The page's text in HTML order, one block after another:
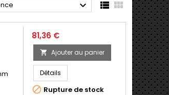
  
Prix
81,36 €
 Ajouter au panier
Détails
 Rupture de stock